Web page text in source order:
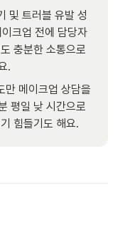
및 트러블 유발 성
크업 전에 담당자
충분한 소통으로
.
만 메이크업 상담을
평일 낮 시간으로
힘들기도 해요.